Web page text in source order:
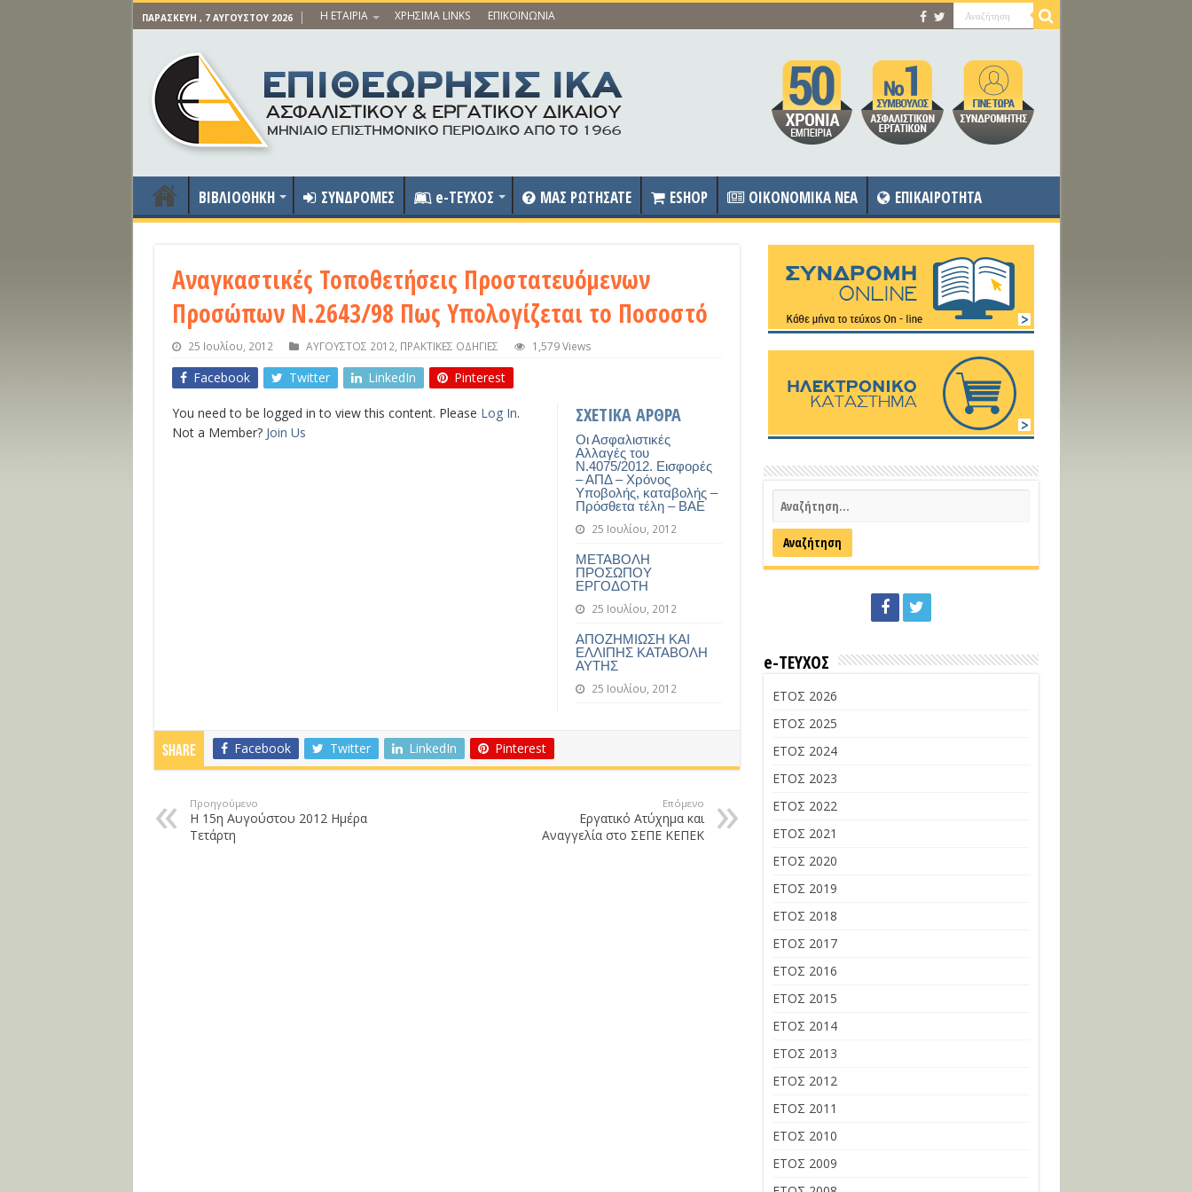
ΠΑΡΑΣΚΕΥΉ , 7 ΑΥΓΟΎΣΤΟΥ 2026 Η ΕΤΑΙΡΙΑ ΧΡΗΣΙΜΑ LINKS ΕΠΙΚΟΙΝΩΝΙΑ
ΒΙΒΛΙΟΘΗΚΗ ΣΥΝΔΡΟΜΕΣ e-ΤΕΥΧΟΣ ΜΑΣ ΡΩΤΗΣΑΤΕ ESHOP OIKONOMIKA NEA ΕΠΙΚΑΙΡΟΤΗΤΑ
Αναγκαστικές Τοποθετήσεις Προστατευόμενων
Προσώπων Ν.2643/98 Πως Υπολογίζεται το Ποσοστό
25 Ιουλίου, 2012 ΑΥΓΟΥΣΤΟΣ 2012 ΠΡΑΚΤΙΚΕΣ ΟΔΗΓΙΕΣ 1,579 Views
Facebook Twitter LinkedIn Pinterest
ΣΧΕΤΙΚΑ ΑΡΘΡΑ
Οι Ασφαλιστικές
Αλλαγές του
Ν.4075/2012. Εισφορές
– ΑΠΔ – Χρόνος
Υποβολής, καταβολής –
Πρόσθετα τέλη – ΒΑΕ
25 Ιουλίου, 2012
ΜΕΤΑΒΟΛΗ
ΠΡΟΣΩΠΟΥ
ΕΡΓΟΔΟΤΗ
25 Ιουλίου, 2012
ΑΠΟΖΗΜΙΩΣΗ ΚΑΙ
ΕΛΛΙΠΗΣ ΚΑΤΑΒΟΛΗ
ΑΥΤΗΣ
25 Ιουλίου, 2012
You need to be logged in to view this content. Please Log In.
Not a Member? Join Us
Share Facebook Twitter LinkedIn Pinterest
Προηγούμενο
Η 15η Αυγούστου 2012 Ημέρα
Τετάρτη
Επόμενο
Εργατικό Ατύχημα και
Αναγγελία στο ΣΕΠΕ ΚΕΠΕΚ
e-ΤΕΥΧΟΣ
ΕΤΟΣ 2026
ΕΤΟΣ 2025
ΕΤΟΣ 2024
ΕΤΟΣ 2023
ΕΤΟΣ 2022
ΕΤΟΣ 2021
ΕΤΟΣ 2020
ΕΤΟΣ 2019
ΕΤΟΣ 2018
ΕΤΟΣ 2017
ΕΤΟΣ 2016
ΕΤΟΣ 2015
ΕΤΟΣ 2014
ΕΤΟΣ 2013
ΕΤΟΣ 2012
ΕΤΟΣ 2011
ΕΤΟΣ 2010
ΕΤΟΣ 2009